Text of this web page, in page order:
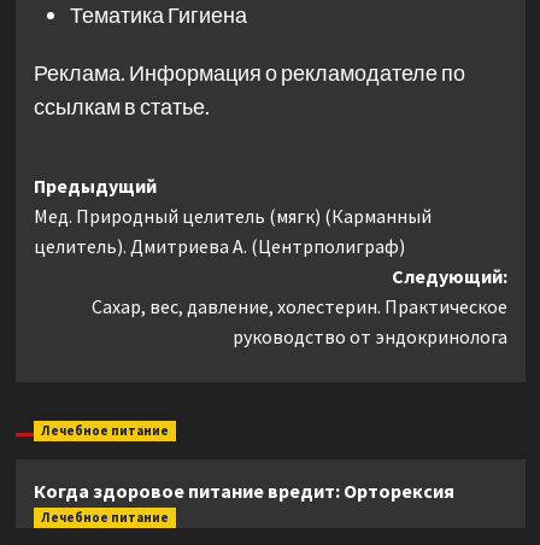
Тематика Гигиена
Реклама. Информация о рекламодателе по
ссылкам в статье.
Навигация
записи
Предыдущий
Мед. Природный целитель (мягк) (Карманный
целитель). Дмитриева А. (Центрполиграф)
Следующий:
Сахар, вес, давление, холестерин. Практическое
руководство от эндокринолога
Лечебное питание
Когда здоровое питание вредит: Орторексия
Лечебное питание